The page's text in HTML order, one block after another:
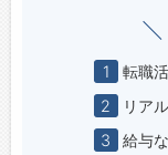
1
転職
2
リア
3
給与